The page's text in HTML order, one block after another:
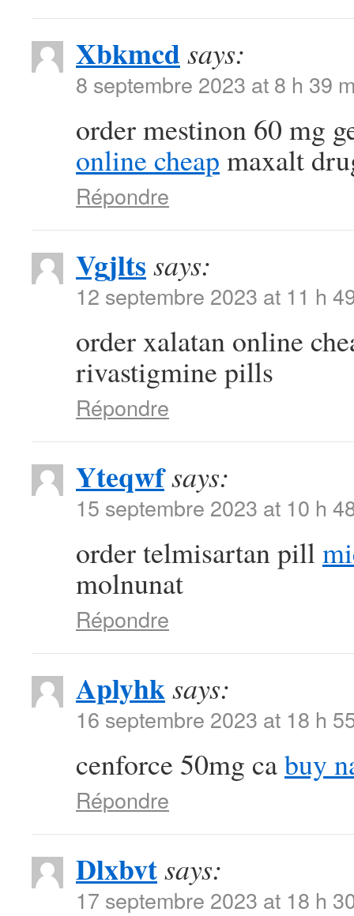
Xbkmcdsays:
8 septembre 2023 at 8 h 39
order mestinon 60 mg
online cheap maxalt
Répondre
Vgjlts says:
12 septembre 2023 at 11 h
order xalatan online
rivastigmine pills
Répondre
Yteqwfsays:
15 septembre 2023 at 10 h
order telmisartan pill
molnunat
Répondre
Aplyhksays:
16 septembre 2023 at 18 h
cenforce 50mg cabuy
Répondre
Dlxbvtsays:
17 septembre 2023 at 18 h